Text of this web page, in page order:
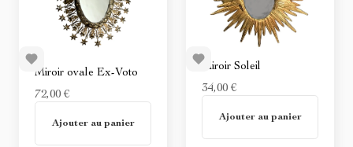
Miroir ovale Ex-Voto
72,00 €
Ajouter au panier
Miroir Soleil
34,00 €
Ajouter au panier